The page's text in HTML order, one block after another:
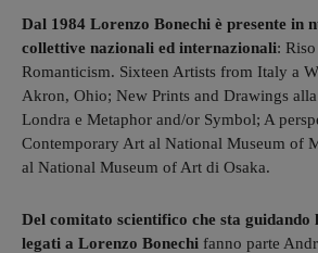
Dal 1984 Lorenzo Bonechi è presente in
collettive nazionali ed internazionali:
Romanticism. Sixteen Artists from Italy a
Akron, Ohio; New Prints and Drawings
Londra e Metaphor and/or Symbol; A
Contemporary Art al National Museum of
al National Museum of Art di Osaka.
Del comitato scientifico che sta guidando
legati a Lorenzo Bonechi fanno parte